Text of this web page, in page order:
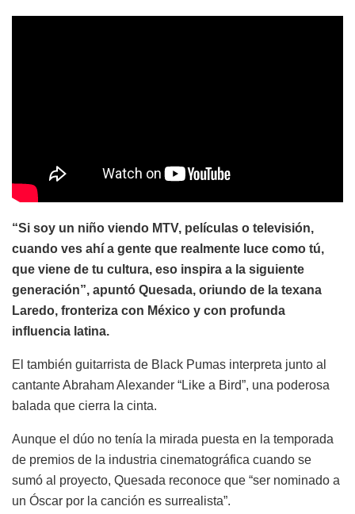
“Si soy un niño viendo MTV, películas o televisión,
cuando ves ahí a gente que realmente luce como tú,
que viene de tu cultura, eso inspira a la siguiente
generación”, apuntó Quesada, oriundo de la texana
Laredo, fronteriza con México y con profunda
influencia latina.
El también guitarrista de Black Pumas interpreta junto al
cantante Abraham Alexander “Like a Bird”, una poderosa
balada que cierra la cinta.
Aunque el dúo no tenía la mirada puesta en la temporada
de premios de la industria cinematográfica cuando se
sumó al proyecto, Quesada reconoce que “ser nominado a
un Óscar por la canción es surrealista”.